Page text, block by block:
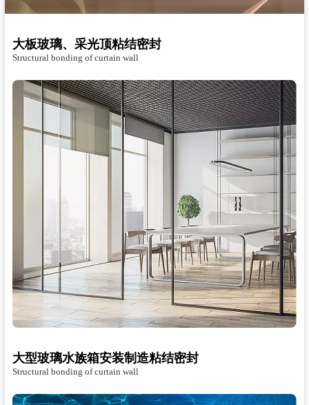
大板玻璃、采光顶粘结密封
Structural bonding of curtain wall
大型玻璃水族箱安装制造粘结密封
Structural bonding of curtain wall